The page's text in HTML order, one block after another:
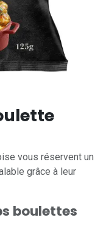
vous réservent un
grâce à leur
boulettes